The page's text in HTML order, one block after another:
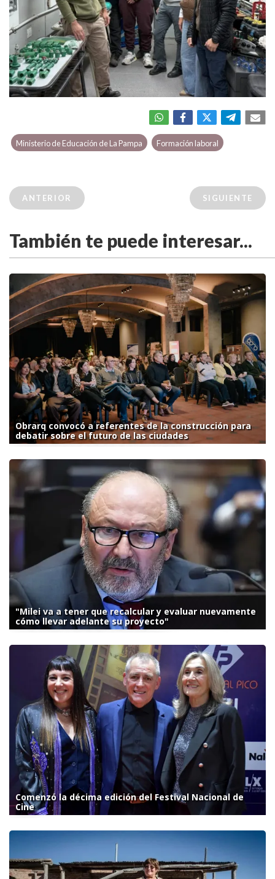
Ministerio de Educación de La Pampa Formación laboral
ANTERIOR SIGUIENTE
También te puede interesar...
Obrarq convocó a referentes de la construcción para
debatir sobre el futuro de las ciudades
"Milei va a tener que recalcular y evaluar nuevamente
cómo llevar adelante su proyecto"
Comenzó la décima edición del Festival Nacional de
Cine